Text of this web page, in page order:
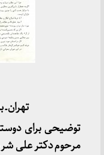
تهران ـ
توضیحی برای
مرحوم دکتر علی